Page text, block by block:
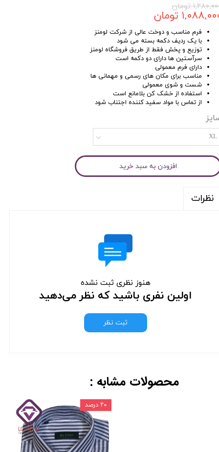
تومان
تومان
فرم مناسب و دوخت عالی از شرکت لومنز
با یک ردیف دکمه بسته می شود
توزیع و پخش فقط از طریق فروشگاه لومنز
سرآستین ها دارای دو دکمه است
دارای فرم معمولی
مناسب برای مکان های رسمی و مهمانی ها
شست و شوی معمولی
استفاده از خشک کن بلامانع است
از تماس با مواد سفید کننده اجتناب شود
XL
افزودن به سبد خرید
نظرات
هنوز نظری ثبت نشده
اولین نفری باشید که نظر می‌دهید
ثبت نظر
۲۰ درصد
محصولات مشابه :